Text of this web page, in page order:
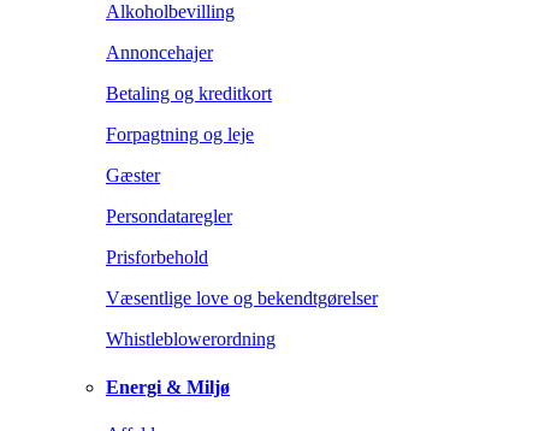
Alkoholbevilling
Annoncehajer
Betaling og kreditkort
Forpagtning og leje
Gæster
Persondataregler
Prisforbehold
Væsentlige love og bekendtgørelser
Whistleblowerordning
Energi & Miljø